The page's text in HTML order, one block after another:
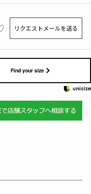
リクエストメールを送る
Find your size